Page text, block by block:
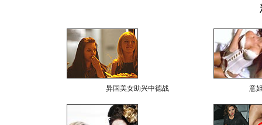
异国美女助兴中德战 意